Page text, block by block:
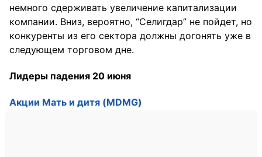
немного сдерживать увеличение капитализации
компании. Вниз, вероятно, “Селигдар” не пойдет, но
конкуренты из его сектора должны догонять уже в
следующем торговом дне.
Лидеры падения 20 июня
Акции Мать и дитя (MDMG)